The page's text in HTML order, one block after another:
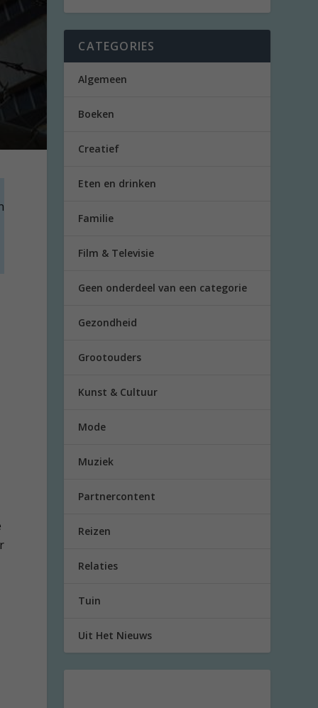
CATEGORIES
Algemeen
Boeken
Creatief
Eten en drinken
Familie
Film & Televisie
Geen onderdeel van een categorie
Gezondheid
Grootouders
Kunst & Cultuur
Mode
Muziek
Partnercontent
Reizen
Relaties
Tuin
Uit Het Nieuws